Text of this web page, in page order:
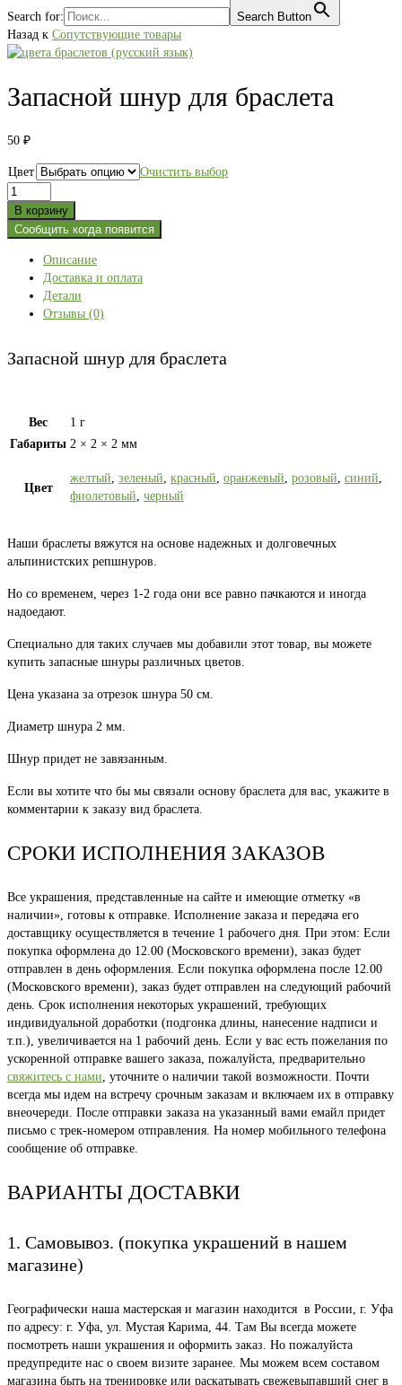
Search for:
Search Button
Назад к Сопутствующие товары
Запасной шнур для браслета
50 ₽
Цвет
Очистить выбор
Количество
товара
Запасной
браслета
В корзину
Сообщить когда появится
Описание
Доставка и оплата
Детали
Отзывы (0)
Запасной шнур для браслета
Вес
1 г
Габариты 2 × 2 × 2 мм
Цвет
желтый, зеленый, красный, оранжевый, розовый, синий,
фиолетовый, черный
Наши браслеты вяжутся на основе надежных и долговечных
альпинистских репшнуров.
Но со временем, через 1-2 года они все равно пачкаются и иногда
надоедают.
Специально для таких случаев мы добавили этот товар, вы можете
купить запасные шнуры различных цветов.
Цена указана за отрезок шнура 50 см.
Диаметр шнура 2 мм.
Шнур придет не завязанным.
Если вы хотите что бы мы связали основу браслета для вас, укажите в
комментарии к заказу вид браслета.
СРОКИ ИСПОЛНЕНИЯ ЗАКАЗОВ
Все украшения, представленные на сайте и имеющие отметку «в
наличии», готовы к отправке. Исполнение заказа и передача его
доставщику осуществляется в течение 1 рабочего дня. При этом: Если
покупка оформлена до 12.00 (Московского времени), заказ будет
отправлен в день оформления. Если покупка оформлена после 12.00
(Московского времени), заказ будет отправлен на следующий рабочий
день. Срок исполнения некоторых украшений, требующих
индивидуальной доработки (подгонка длины, нанесение надписи и
т.п.), увеличивается на 1 рабочий день. Если у вас есть пожелания по
ускоренной отправке вашего заказа, пожалуйста, предварительно
свяжитесь с нами, уточните о наличии такой возможности. Почти
всегда мы идем на встречу срочным заказам и включаем их в отправку
внеочереди. После отправки заказа на указанный вами емайл придет
письмо с трек-номером отправления. На номер мобильного телефона
сообщение об отправке.
ВАРИАНТЫ ДОСТАВКИ
1. Самовывоз. (покупка украшений в нашем
магазине)
Географически наша мастерская и магазин находится в России, г. Уфа
по адресу: г. Уфа, ул. Мустая Карима, 44. Там Вы всегда можете
посмотреть наши украшения и оформить заказ. Но пожалуйста
предупредите нас о своем визите заранее. Мы можем всем составом
магазина быть на тренировке или раскатывать свежевыпавший снег в